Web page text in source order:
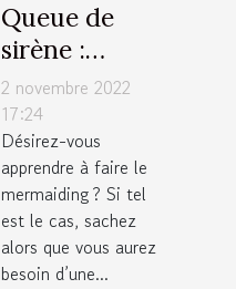
Queue de
sirène :
quelques
critères pour
faire un bon
choix
2 novembre 2022
17:24
Désirez-vous
apprendre à faire le
mermaiding ? Si tel
est le cas, sachez
alors que vous aurez
besoin d’une...